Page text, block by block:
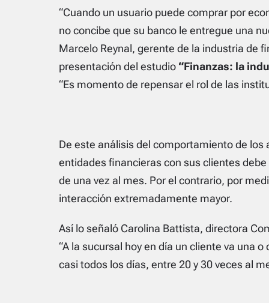
“Cuando un usuario puede comprar por
no concibe que su banco le entregue una
Marcelo Reynal, gerente de la industria de
presentación del estudio “Finanzas: la
“Es momento de repensar el rol de las
De este análisis del comportamiento de
entidades financieras con sus clientes
de una vez al mes. Por el contrario, por
interacción extremadamente mayor.
Así lo señaló Carolina Battista, directora
“A la sucursal hoy en día un cliente va una
casi todos los días, entre 20 y 30 veces al